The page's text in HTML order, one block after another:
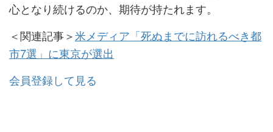
心となり続けるのか、期待が持たれます。
＜関連記事＞米メディア「死ぬまでに訪れるべき都
市7選」に東京が選出
会員登録して見る